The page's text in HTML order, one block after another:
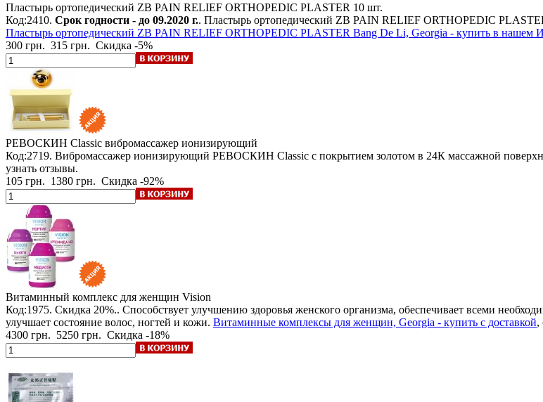
Пластырь ортопедический ZB PAIN RELIEF ORTHOPEDIC PLASTER 10 шт.
Код:2410. Срок годности - до 09.2020 г.. Пластырь ортопедический ZB PAIN RELIEF ORTHOPEDIC
Пластырь ортопедический ZB PAIN RELIEF ORTHOPEDIC PLASTER Bang De Li, Georgia - купить в нашем
300 грн. 315 грн. Скидка -5%
РЕВОСКИН Classic вибромассажер ионизирующий
Код:2719. Вибромассажер ионизирующий РЕВОСКИН Classic с покрытием золотом в 24К массажной
узнать отзывы.
105 грн. 1380 грн. Скидка -92%
Витаминный комплекс для женщин Vision
Код:1975. Скидка 20%.. Способствует улучшению здоровья женского организма, обеспечивает всеми
улучшает состояние волос, ногтей и кожи. Витаминные комплексы для женщин, Georgia - купить с доставкой,
4300 грн. 5250 грн. Скидка -18%